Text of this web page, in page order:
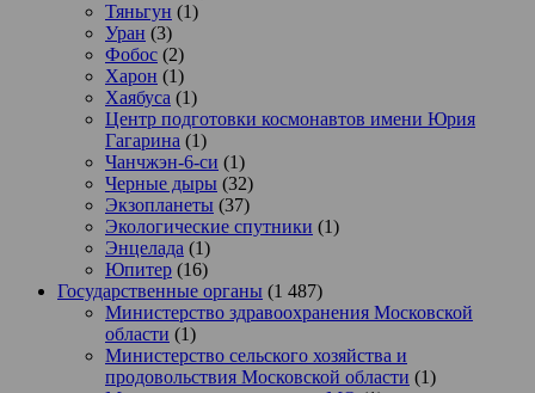
Тяньгун (1)
Уран (3)
Фобос (2)
Харон (1)
Хаябуса (1)
Центр подготовки космонавтов имени Юрия
Гагарина (1)
Чанчжэн-6-си (1)
Черные дыры (32)
Экзопланеты (37)
Экологические спутники (1)
Энцелада (1)
Юпитер (16)
Государственные органы (1 487)
Министерство здравоохранения Московской
области (1)
Министерство сельского хозяйства и
продовольствия Московской области (1)